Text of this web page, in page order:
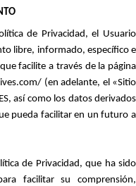
de Privacidad, el Usuario
libre, informado, específico e
facilite a través de la página
(en adelante, el «Sitio
así como los datos derivados
pueda facilitar en un futuro a
de Privacidad, que ha sido
facilitar su comprensión,